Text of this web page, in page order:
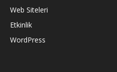
Web Siteleri
Etkinlik
WordPress